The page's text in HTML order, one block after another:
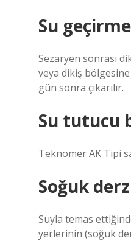
Su
Sezaryen sonrası
veya dikiş
gün sonra çıkarılır.
Su tutucu
Teknomer AK Tipi
Soğuk
Suyla temas
yerlerinin (soğuk